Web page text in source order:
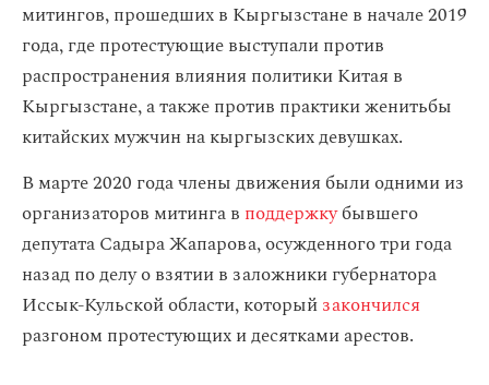
митингов, прошедших в Кыргызстане в начале 2019
года, где протестующие выступали против
распространения влияния политики Китая в
Кыргызстане, а также против практики женитьбы
китайских мужчин на кыргызских девушках.
В марте 2020 года члены движения были одними из
организаторов митинга в поддержкубывшего
депутата Садыра Жапарова, осужденного три года
назад по делу о взятии в заложники губернатора
Иссык-Кульской области, которыйзакончился
разгоном протестующих и десятками арестов.